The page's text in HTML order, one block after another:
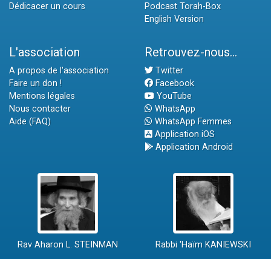
Dédicacer un cours
Podcast Torah-Box
English Version
L'association
A propos de l'association
Faire un don !
Mentions légales
Nous contacter
Aide (FAQ)
Retrouvez-nous...
Twitter
Facebook
YouTube
WhatsApp
WhatsApp Femmes
Application iOS
Application Android
Rav Aharon L. STEINMAN Rabbi 'Haïm KANIEWSKI